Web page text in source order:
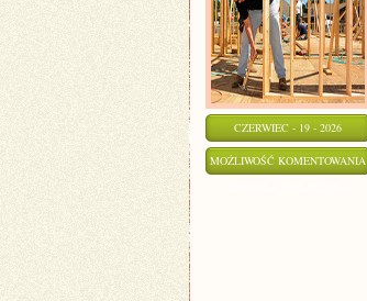
CZERWIEC - 19 - 2026
MOŻLIWOŚĆ KOMENTOWANIA